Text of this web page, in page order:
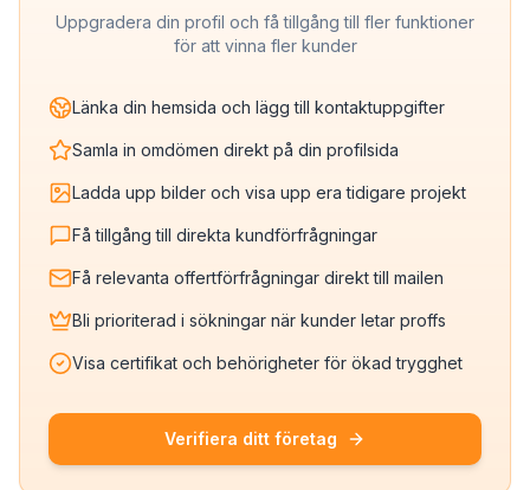
Uppgradera din profil och få tillgång till fler funktioner
för att vinna fler kunder
Länka din hemsida och lägg till kontaktuppgifter
Samla in omdömen direkt på din profilsida
Ladda upp bilder och visa upp era tidigare projekt
Få tillgång till direkta kundförfrågningar
Få relevanta offertförfrågningar direkt till mailen
Bli prioriterad i sökningar när kunder letar proffs
Visa certifikat och behörigheter för ökad trygghet
Verifiera ditt företag